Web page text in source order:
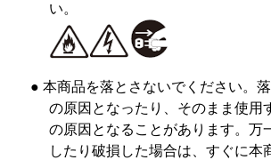
い。
● 本商品を落とさないでください。
の原因となったり、そのまま使用
の原因となることがあります。万
したり破損した場合は、すぐに本